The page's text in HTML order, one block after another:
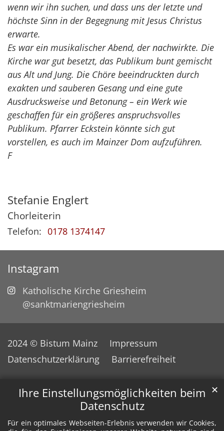
Ihre Einstellungsmöglichkeiten beim
Datenschutz
Für ein optimales Webseiten-Erlebnis verwenden wir Cookies,
✕
wenn wir ihn suchen, und dass uns der letzte und
höchste Sinn in der Begegnung mit Jesus Christus
erwarte.
Es war ein musikalischer Abend, der nachwirkte. Die
Kirche war gut besetzt, das Publikum bunt gemischt
aus Alt und Jung. Die Chöre beeindruckten durch
exakten und sauberen Gesang und eine gute
Ausdrucksweise und Betonung – ein Werk wie
geschaffen für ein größeres anspruchsvolles
Publikum. Pfarrer Eckstein könnte sich gut
vorstellen, es auch im Mainzer Dom aufzuführen.
F
Stefanie Englert
Chorleiterin
Telefon: 0178 1374147
Instagram
Katholische Kirche Griesheim
@sanktmariengriesheim
2024 © Bistum Mainz
Impressum
Datenschutzerklärung
Barrierefreiheit